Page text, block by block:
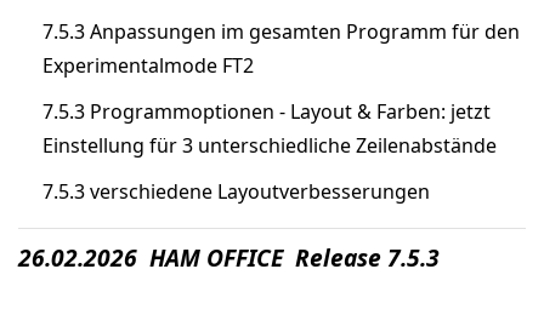
7.5.3 Anpassungen im gesamten Programm für den
Experimentalmode FT2
7.5.3 Programmoptionen - Layout & Farben: jetzt
Einstellung für 3 unterschiedliche Zeilenabstände
7.5.3 verschiedene Layoutverbesserungen
26.02.2026 HAM OFFICE Release 7.5.3